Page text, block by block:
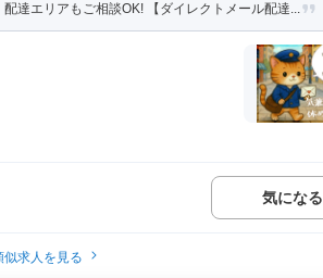
達エリアもご相談OK! 【ダイレクトメール配達...
気になる
似求人を見る